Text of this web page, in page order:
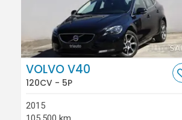
VOLVO V40
120CV - 5P
2015